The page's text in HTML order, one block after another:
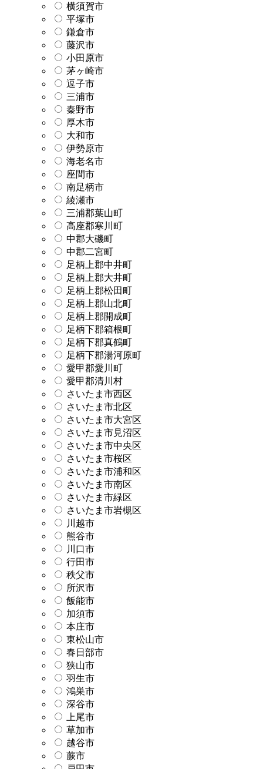
横須賀市
平塚市
鎌倉市
藤沢市
小田原市
茅ヶ崎市
逗子市
三浦市
秦野市
厚木市
大和市
伊勢原市
海老名市
座間市
南足柄市
綾瀬市
三浦郡葉山町
高座郡寒川町
中郡大磯町
中郡二宮町
足柄上郡中井町
足柄上郡大井町
足柄上郡松田町
足柄上郡山北町
足柄上郡開成町
足柄下郡箱根町
足柄下郡真鶴町
足柄下郡湯河原町
愛甲郡愛川町
愛甲郡清川村
さいたま市西区
さいたま市北区
さいたま市大宮区
さいたま市見沼区
さいたま市中央区
さいたま市桜区
さいたま市浦和区
さいたま市南区
さいたま市緑区
さいたま市岩槻区
川越市
熊谷市
川口市
行田市
秩父市
所沢市
飯能市
加須市
本庄市
東松山市
春日部市
狭山市
羽生市
鴻巣市
深谷市
上尾市
草加市
越谷市
蕨市